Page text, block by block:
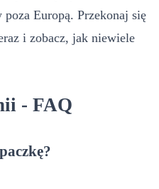
Europą. Przekonaj się
i zobacz, jak niewiele
- FAQ